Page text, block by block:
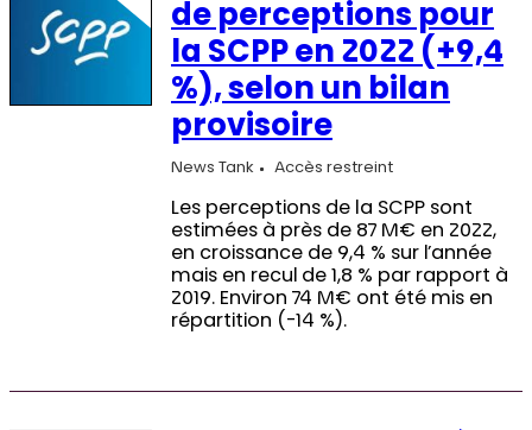
de perceptions pour
la SCPP en 2022 (+9,4
%), selon un bilan
provisoire
News Tank Accès restreint
Les perceptions de la SCPP sont
estimées à près de 87 M€ en 2022,
en croissance de 9,4 % sur l’année
mais en recul de 1,8 % par rapport à
2019. Environ 74 M€ ont été mis en
répartition (-14 %).